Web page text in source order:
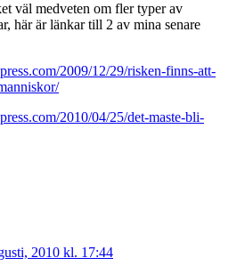
väl medveten om fler typer av
här är länkar till 2 av mina senare
2009/12/29/risken-finns-att-
2010/04/25/det-maste-bli-
2010 kl. 17:44